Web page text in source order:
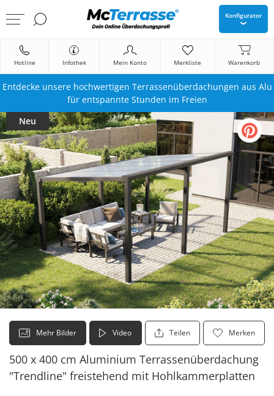
Konfigurator
Hotline Infothek Mein Konto Merkliste Warenkorb
Entdecke unsere hochwertigen Terrassenüberdachungen aus Alu
für entspannte Stunden im Freien
Neu
Mehr Bilder Video Teilen Merken
500 x 400 cm Aluminium Terrassenüberdachung
"Trendline" freistehend mit Hohlkammerplatten